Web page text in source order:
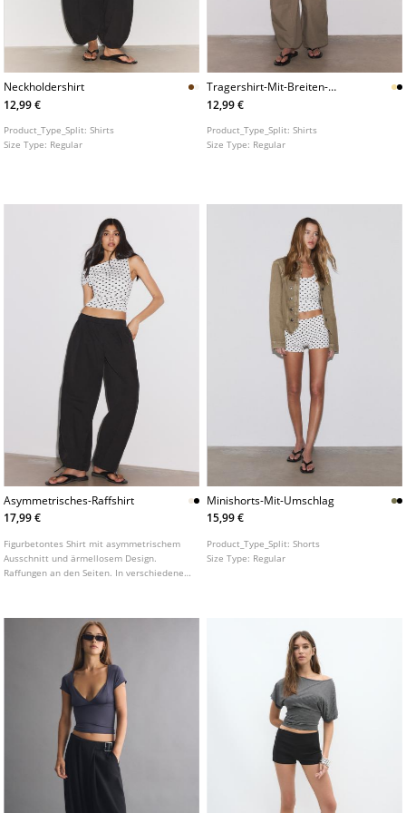
Neckholdershirt
12,99 €
Product_Type_Split:Shirts
Size Type: Regular
Tragershirt-Mit-Breiten-
Tragern
12,99 €
Product_Type_Split:Shirts
Size Type: Regular
Asymmetrisches-Raffshirt
17,99 €
Figurbetontes Shirt mit asymmetrischem
Ausschnitt und ärmellosem Design.
Raffungen an den Seiten. In verschiedenen
Minishorts-Mit-Umschlag
15,99 €
Product_Type_Split:Shorts
Size Type: Regular